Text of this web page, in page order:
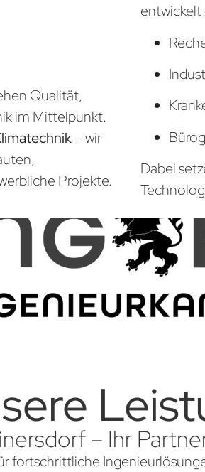
Qualität,
im Mittelpunkt.
– wir
Projekte.
Dabei
– Ihr
fortschrittliche